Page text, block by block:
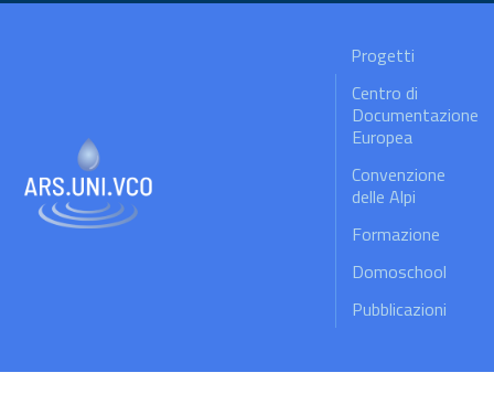
Progetti
Centro di
Documentazione
Europea
Convenzione
delle Alpi
Formazione
Domoschool
Pubblicazioni